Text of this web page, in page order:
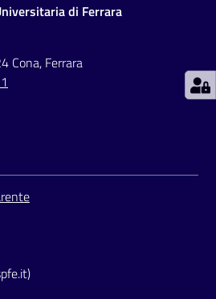
di Ferrara
Cona, Ferrara